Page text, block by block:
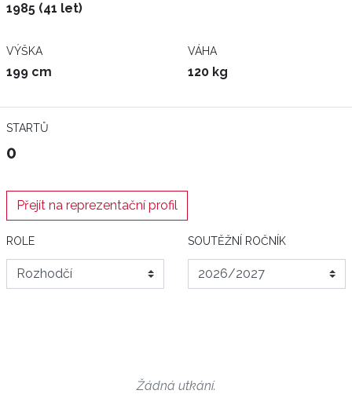
1985 (41 let)
VÝŠKA
199 cm
VÁHA
120 kg
STARTŮ
0
Přejít na reprezentační profil
ROLE SOUTĚŽNÍ ROČNÍK
Žádná utkání.